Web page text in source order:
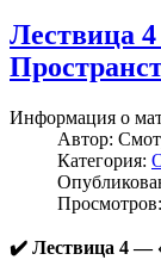
Лествица
Информация о
Автор:
Категория:
✔️ Лествица 4 —